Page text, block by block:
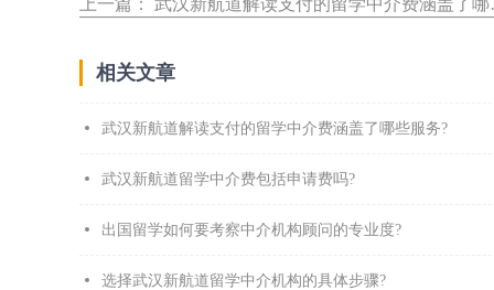
上一篇： 武汉新航道解读支付的留学中介费涵盖了哪些服务?
相关文章
武汉新航道解读支付的留学中介费涵盖了哪些服务?
武汉新航道留学中介费包括申请费吗?
出国留学如何要考察中介机构顾问的专业度?
选择武汉新航道留学中介机构的具体步骤?